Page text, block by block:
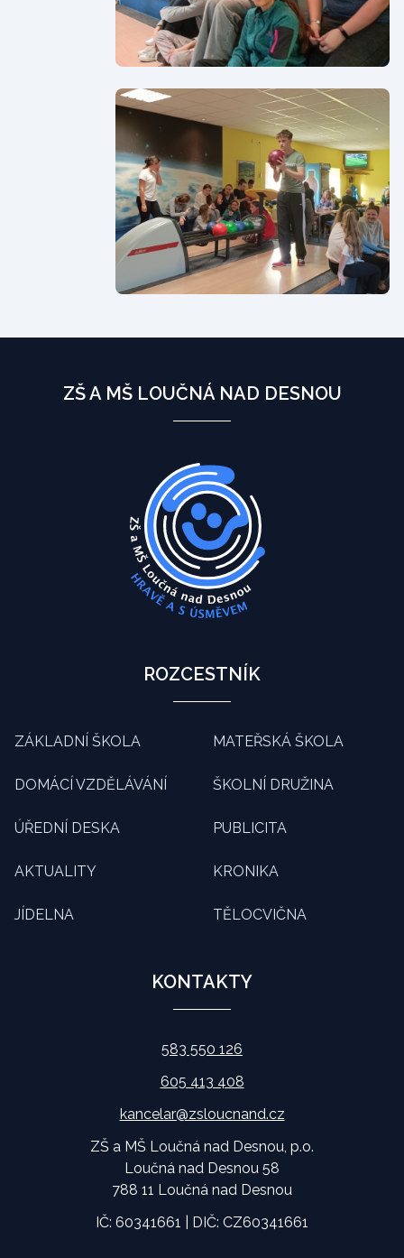
ZŠ A MŠ LOUČNÁ NAD DESNOU
ROZCESTNÍK
ZÁKLADNÍ ŠKOLA MATEŘSKÁ ŠKOLA
DOMÁCÍ VZDĚLÁVÁNÍ ŠKOLNÍ DRUŽINA
ÚŘEDNÍ DESKA PUBLICITA
AKTUALITY KRONIKA
JÍDELNA TĚLOCVIČNA
KONTAKTY
583 550 126
605 413 408
kancelar@zsloucnand.cz
ZŠ a MŠ Loučná nad Desnou, p.o.
Loučná nad Desnou 58
788 11 Loučná nad Desnou
IČ: 60341661 | DIČ: CZ60341661